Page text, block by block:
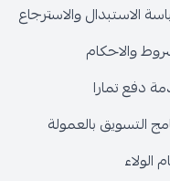
الاستبدال والاسترجاع
والاحكام
دفع تمارا
التسويق بالعمولة
الولاء